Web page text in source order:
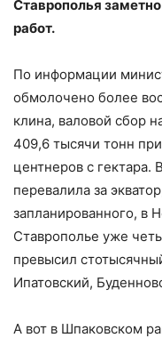
Ставрополья
работ.
По информации
обмолочено более
клина, валовой сбор
409,6 тысячи тонн
центнеров с
перевалила за
запланированного, в
Ставрополье уже
превысил
Ипатовский,
А вот в Шпаковском